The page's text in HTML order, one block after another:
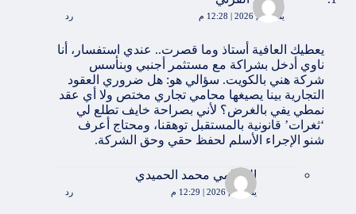
يناير 10, 2026 | 12:28 م رد
يعطيك العافية أستاذ وما قصرت.. عندي استفسار، أنا
ناوي أدخل بشراكة مع مستثمر أجنبي وبنأسس
شركة هني بالكويت. سؤالي هو: هل ضروري العقود
التجارية بينا يصيغها محامي تجاري مختص ولا أي عقد
نمطي يفي بالغرض؟ لأني بصراحة خايف تطلع لي
‘ثغرات’ قانونية بالمستقبل توهقنا، ومحتاج أعرف
شنو الإجراء الأسلم لحفظ حقي وحق الشركة.
المحامي محمد الحميدي
يناير 10, 2026 | 12:29 م رد